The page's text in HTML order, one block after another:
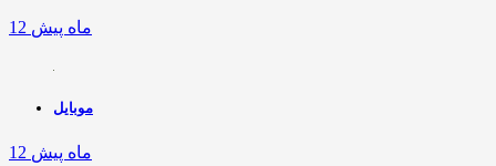
12 ماه پیش
موبایل
12 ماه پیش